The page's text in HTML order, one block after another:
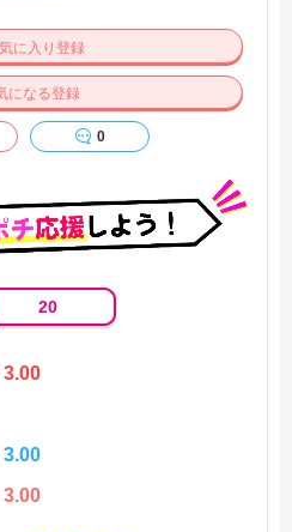
大きな陰謀を打ち砕くべく戦
、そんな士郎の魔術に秘められ
」を目指そうとする彼の性質の
いく。【公式サイト・Wikipedia
に入り登録
になる登録
0
20
3.00
3.00
3.00